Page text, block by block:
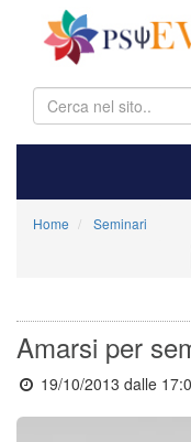
Home Seminari
Amarsi per
19/10/2013 dalle